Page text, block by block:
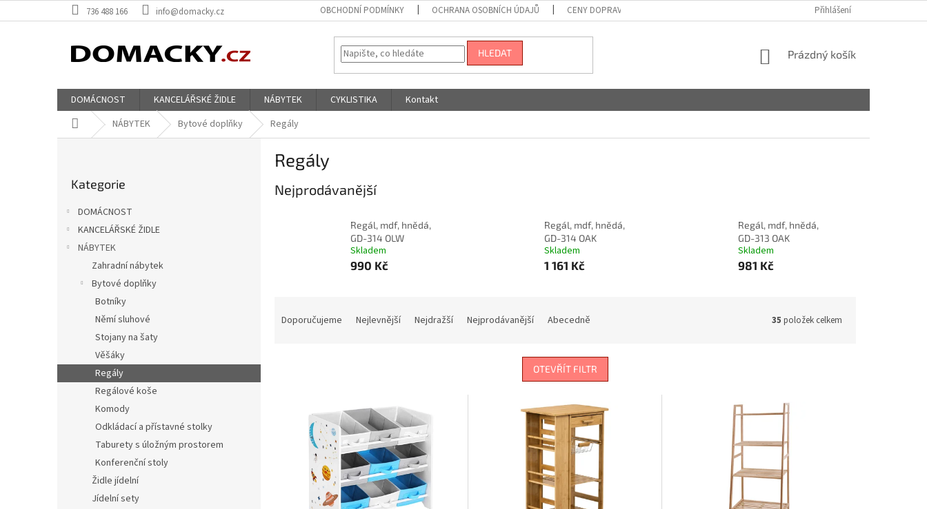
na
736 488 166 info@domacky.cz OBCHODNÍ PODMÍNKY OCHRANA OSOBNÍCH ÚDAJŮ CENY DOPRAVY Přihlášení
HLEDAT
NÁKUPNÍ
Prázdný košík
DOMÁCNOST KANCELÁŘSKÉ ŽIDLE NÁBYTEK CYKLISTIKA
Kontakt
Domů NÁBYTEK Bytové doplňky Regály
kategorie
Kategorie
DOMÁCNOST
KANCELÁŘSKÉ ŽIDLE
NÁBYTEK
Zahradní nábytek
Bytové doplňky
Botníky
Němí sluhové
Stojany na šaty
Věšáky
Regály
Regálové koše
Komody
Odkládací a přístavné stolky
Taburety s úložným prostorem
Konferenční stoly
Židle jídelní
Jídelní sety
Regály
Nejprodávanější
Regál, mdf, hnědá,
GD-314 OLW
Skladem
990 Kč
Regál, mdf, hnědá,
GD-314 OAK
Skladem
1 161 Kč
Regál, mdf, hnědá,
GD-313 OAK
Skladem
981 Kč
Doporučujeme Nejlevnější Nejdražší Nejprodávanější Abecedně 35 položek celkem
OTEVŘÍT FILTR